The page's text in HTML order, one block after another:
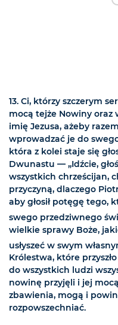
13. Ci, którzy szczerym
mocą tejże Nowiny
imię Jezusa, ażeby
wprowadzać je do
która z kolei staje się
Dwunastu — „Idźcie,
wszystkich chrześcijan,
przyczyną, dlaczego
aby głosił potęgę tego,
swego przedziwnego
wielkie sprawy Boże,
usłyszeć w swym
Królestwa, które
do wszystkich ludzi
nowinę przyjęli i jej
zbawienia, mogą i
rozpowszechniać.